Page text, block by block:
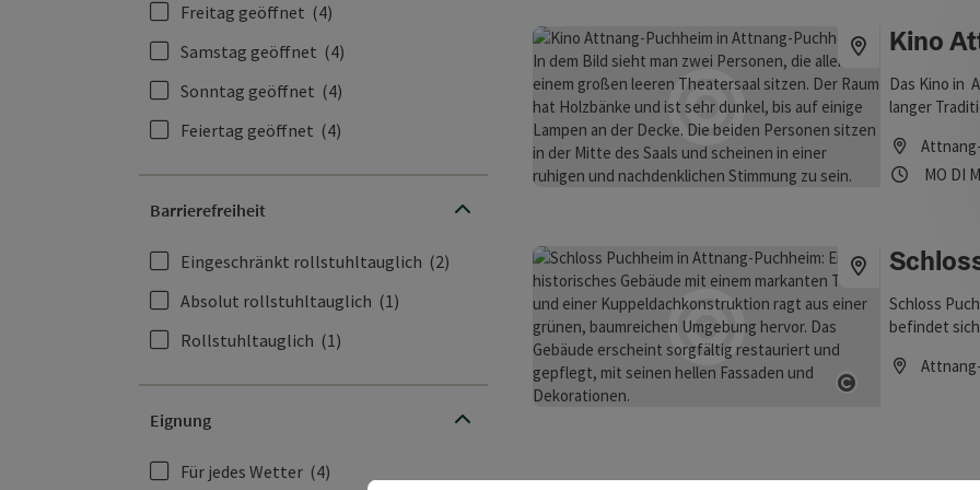
Freitag geöffnet (4)
Samstag geöffnet (4)
Sonntag geöffnet (4)
Feiertag geöffnet (4)
Barrierefreiheit
Eingeschränkt rollstuhltauglich (2)
Absolut rollstuhltauglich (1)
Rollstuhltauglich (1)
Eignung
Für jedes Wetter (4)
Kino
Das Kino in
langer
Attnang-
MO DI
Schloss
befindet